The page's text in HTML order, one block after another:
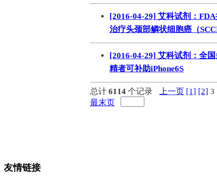
嗪
醛
[2016-04-29] 艾科试剂：
治疗头颈部鳞状细胞癌（
[2016-04-29] 艾科试剂：全
精者可补助iPhone6S
总计6114 个记录 上一页 [1] [2] 3
最末页
友情链接